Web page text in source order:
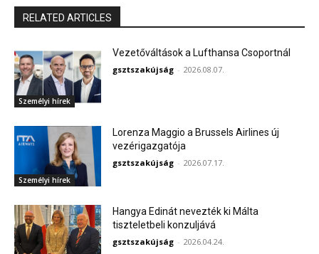
RELATED ARTICLES
Személyi hírek
Vezetőváltások a Lufthansa Csoportnál
gsztszakújság - 2026.08.07.
Személyi hírek
Lorenza Maggio a Brussels Airlines új
vezérigazgatója
gsztszakújság - 2026.07.17.
Hangya Edinát nevezték ki Málta
tiszteletbeli konzuljává
gsztszakújság - 2026.04.24.